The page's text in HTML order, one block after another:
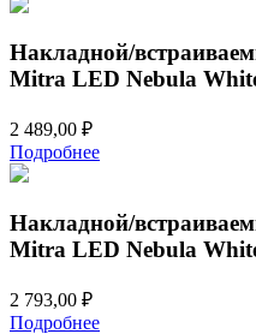
Накладной/
Mitra LED Nebula
2 489,00 ₽
Подробнее
Накладной/
Mitra LED Nebula
2 793,00 ₽
Подробнее